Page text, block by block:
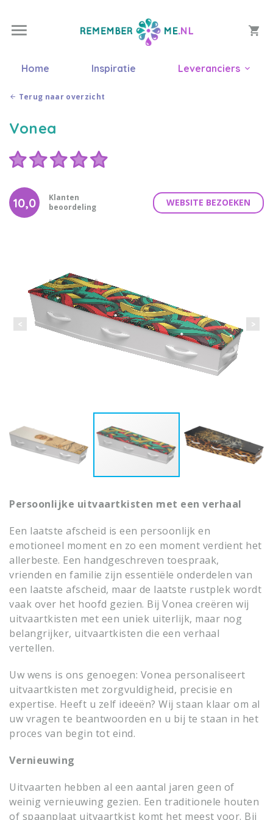
Home Inspiratie Leveranciers
Terug naar overzicht
Vonea
Klanten
beoordeling
10,0 WEBSITE BEZOEKEN
Persoonlijke uitvaartkisten met een verhaal
Een laatste afscheid is een persoonlijk en
emotioneel moment en zo een moment verdient het
allerbeste. Een handgeschreven toespraak,
vrienden en familie zijn essentiële onderdelen van
een laatste afscheid, maar de laatste rustplek wordt
vaak over het hoofd gezien. Bij Vonea creëren wij
uitvaartkisten met een uniek uiterlijk, maar nog
belangrijker, uitvaartkisten die een verhaal
vertellen.
Uw wens is ons genoegen: Vonea personaliseert
uitvaartkisten met zorgvuldigheid, precisie en
expertise. Heeft u zelf ideeën? Wij staan klaar om al
uw vragen te beantwoorden en u bij te staan in het
proces van begin tot eind.
Vernieuwing
Uitvaarten hebben al een aantal jaren geen of
weinig vernieuwing gezien. Een traditionele houten
of spaanplaat uitvaartkist komt het meest voor. Bij